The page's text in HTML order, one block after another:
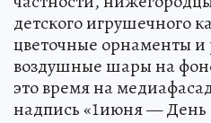
детского игрушечного
цветочные орнаменты и
воздушные шары на
это время на
надпись «1июня — День